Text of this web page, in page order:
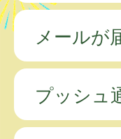
メールが
プッシュ